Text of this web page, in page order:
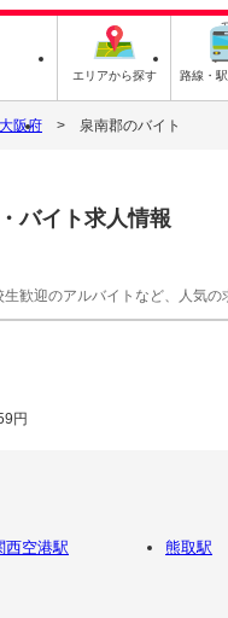
エリアから探す 路線・
大阪府 泉南郡のバイト
バイト求人情報
歓迎のアルバイトなど、人気
円
西空港駅
熊取駅